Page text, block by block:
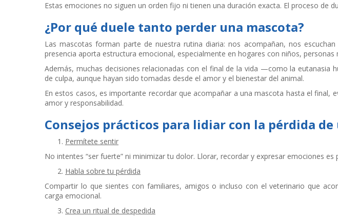
Estas emociones no siguen un orden fijo ni tienen una duración exacta. El proceso de
¿Por qué duele tanto perder una mascota?
Las mascotas forman parte de nuestra rutina diaria: nos acompañan, nos
presencia aporta estructura emocional, especialmente en hogares con niños, personas
Además, muchas decisiones relacionadas con el final de la vida —como la eutanasia
de culpa, aunque hayan sido tomadas desde el amor y el bienestar del animal.
En estos casos, es importante recordar que acompañar a una mascota hasta el final,
amor y responsabilidad.
Consejos prácticos para lidiar con la pérdida de
Permítete sentir
No intentes “ser fuerte” ni minimizar tu dolor. Llorar, recordar y expresar emociones es
Habla sobre tu pérdida
Compartir lo que sientes con familiares, amigos o incluso con el veterinario que
carga emocional.
Crea un ritual de despedida